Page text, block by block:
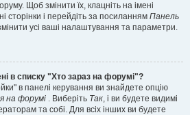
Щоб змінити їх, клацніть на імені
сторінки і перейдіть за посиланням Панель
усі ваші налаштування та параметри.
в списку "Хто зараз на форумі"?
в панелі керування ви знайдете опцію
на форумі . Виберіть Так, і ви будете видимі
та собі. Для всіх інших ви будете